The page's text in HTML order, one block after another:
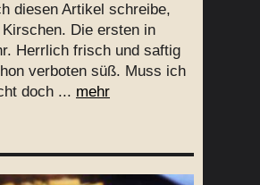
diesen Artikel schreibe,
Die ersten in
Herrlich frisch und saftig
verboten süß. Muss ich
doch ... mehr